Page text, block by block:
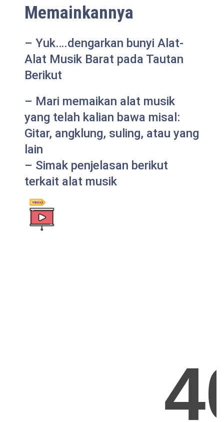
Memainkannya
– Yuk….dengarkan bunyi Alat-
Alat Musik Barat pada Tautan
Berikut
– Mari memaikan alat musik
yang telah kalian bawa misal:
Gitar, angklung, suling, atau yang
lain
– Simak penjelasan berikut
terkait alat musik